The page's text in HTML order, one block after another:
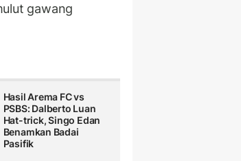
gawang
Hasil Arema FC vs
PSBS: Dalberto Luan
Hat-trick, Singo Edan
Benamkan Badai
Pasifik